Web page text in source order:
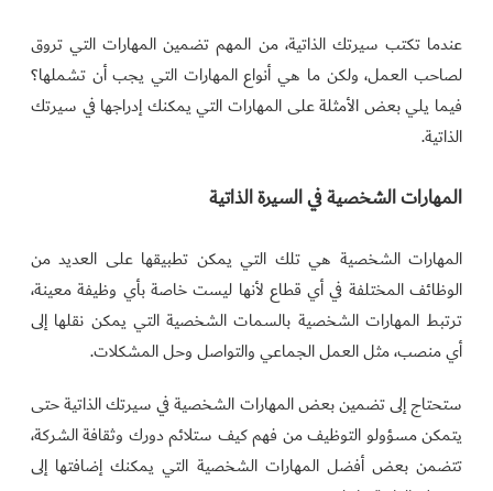
عندما تكتب سيرتك الذاتية، من المهم تضمين المهارات التي تروق
لصاحب العمل، ولكن ما هي أنواع المهارات التي يجب أن تشملها؟
فيما يلي بعض الأمثلة على المهارات التي يمكنك إدراجها في سيرتك
الذاتية.
المهارات الشخصية في السيرة الذاتية
المهارات الشخصية هي تلك التي يمكن تطبيقها على العديد من
الوظائف المختلفة في أي قطاع لأنها ليست خاصة بأي وظيفة معينة،
ترتبط المهارات الشخصية بالسمات الشخصية التي يمكن نقلها إلى
أي منصب، مثل العمل الجماعي والتواصل وحل المشكلات.
ستحتاج إلى تضمين بعض المهارات الشخصية في سيرتك الذاتية حتى
يتمكن مسؤولو التوظيف من فهم كيف ستلائم دورك وثقافة الشركة،
تتضمن بعض أفضل المهارات الشخصية التي يمكنك إضافتها إلى